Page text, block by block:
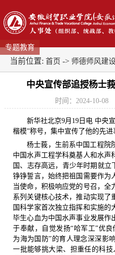
专题教育
当前位置: 首页 -> 师德师风建
中央宣传部追授杨士
时间：2024-10-08
新华社北京9月19日电 中央
楷模”称号，集中宣传了他的先进
杨士莪，生前系中国工程院
中国水声工程学科奠基人和水声
国、志存高远，青少年时期就立
铮铮誓言，始终把祖国需要作为
当使命，积极响应党的号召，全
系列关键核心技术，推动实现了
国科学家首次独立指挥和实施的
毕生心血为中国水声事业发展作
于奉献，自觉发扬“哈军工”优
为海为国防”的育人理念深深影
一批能够挑大梁、担重任的科